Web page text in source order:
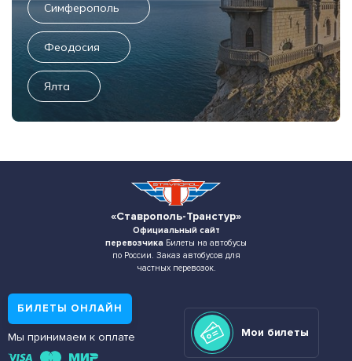
Симферополь
Феодосия
Ялта
«Ставрополь-Транстур»
Официальный сайт
перевозчика Билеты на автобусы
по России. Заказ автобусов для
частных перевозок.
БИЛЕТЫ ОНЛАЙН
Мы принимаем к оплате Мои билеты